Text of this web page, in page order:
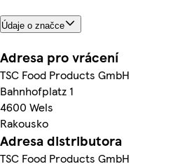
Údaje o značce
Adresa pro vrácení
TSC Food Products GmbH
Bahnhofplatz 1
4600 Wels
Rakousko
Adresa distributora
TSC Food Products GmbH